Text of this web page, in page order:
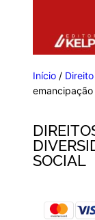
Início / Direito
emancipação
SOCIAL